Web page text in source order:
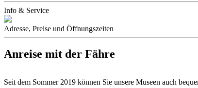
Info & Service
Adresse, Preise und Öffnungszeiten
Anreise mit der Fähre
Seit dem Sommer 2019 können Sie unsere Museen auch